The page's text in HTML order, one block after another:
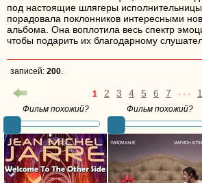
под настоящие шлягеры
порадовала поклонников интересными
альбома. Она воплотила весь спектр
чтобы подарить их благодарному
записей: 200.
1 2 3 4 5 6 7 · · ·
Фильм похожий? Фильм похожий?